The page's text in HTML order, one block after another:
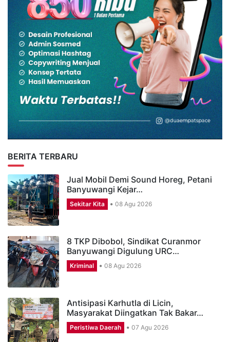
BERITA TERBARU
Jual Mobil Demi Sound Horeg, Petani
Banyuwangi Kejar…
Sekitar Kita 08 Agu 2026
8 TKP Dibobol, Sindikat Curanmor
Banyuwangi Digulung URC…
Kriminal 08 Agu 2026
Antisipasi Karhutla di Licin,
Masyarakat Diingatkan Tak Bakar…
Peristiwa Daerah 07 Agu 2026